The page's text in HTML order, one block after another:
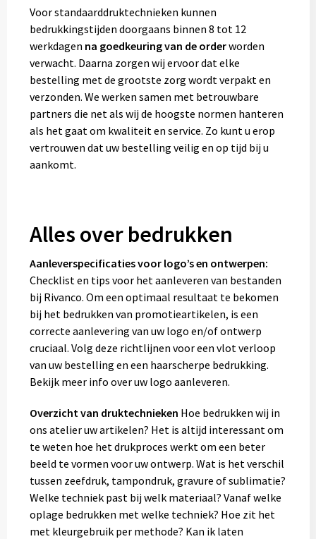
Voor standaarddruktechnieken kunnen
bedrukkingstijden doorgaans binnen 8 tot 12
werkdagen na goedkeuring van de orderworden
verwacht. Daarna zorgen wij ervoor dat elke
bestelling met de grootste zorg wordt verpakt en
verzonden. We werken samen met betrouwbare
partners die net als wij de hoogste normen hanteren
als het gaat om kwaliteit en service. Zo kunt u erop
vertrouwen dat uw bestelling veilig en op tijd bij u
aankomt.
Alles over bedrukken
Aanleverspecificaties voor logo’s en ontwerpen:
Checklist en tips voor het aanleveren van bestanden
bij Rivanco. Om een optimaal resultaat te bekomen
bij het bedrukken van promotieartikelen, is een
correcte aanlevering van uw logo en/of ontwerp
cruciaal. Volg deze richtlijnen voor een vlot verloop
van uw bestelling en een haarscherpe bedrukking.
Bekijk meer info over uw logo aanleveren.
Overzicht van druktechnieken Hoe bedrukken wij in
ons atelier uw artikelen? Het is altijd interessant om
te weten hoe het drukproces werkt om een beter
beeld te vormen voor uw ontwerp. Wat is het verschil
tussen zeefdruk, tampondruk, gravure of sublimatie?
Welke techniek past bij welk materiaal? Vanaf welke
oplage bedrukken met welke techniek? Hoe zit het
met kleurgebruik per methode? Kan ik laten